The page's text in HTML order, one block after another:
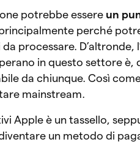
potrebbe essere un
principalmente perché
processare. D’altronde,
in questo settore è,
da chiunque. Così
mainstream.
Apple è un tassello,
un metodo di